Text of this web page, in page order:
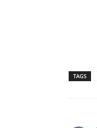
TAGS